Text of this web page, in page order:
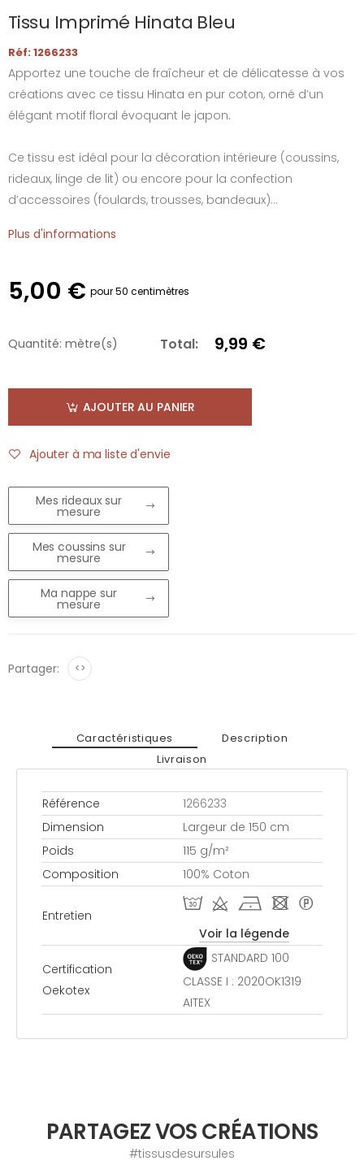
Tissu Imprimé Hinata Bleu
Réf: 1266233
Apportez une touche de fraîcheur et de délicatesse à vos
créations avec ce tissu Hinata en pur coton, orné d’un
élégant motif floral évoquant le japon.
Ce tissu est idéal pour la décoration intérieure (coussins,
rideaux, linge de lit) ou encore pour la confection
d’accessoires (foulards, trousses, bandeaux)...
Plus d'informations
5,00 € pour 50 centimètres
Quantité: mètre(s) Total: 9,99 €
AJOUTER AU PANIER
Ajouter à ma liste d'envie
Mes rideaux sur
mesure
Mes coussins sur
mesure
Ma nappe sur
mesure
Partager: <>
Caractéristiques
Description
Livraison
Référence
1266233
Dimension
Largeur de 150 cm
Poids
115 g/m²
Composition
100% Coton
Entretien
T d h - *
Voir la légende
Certification
Oekotex
STANDARD 100
CLASSE I : 2020OK1319
AITEX
PARTAGEZ VOS CRÉATIONS
#tissusdesursules